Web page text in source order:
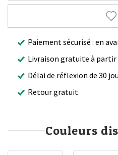
Paiement sécurisé : en
Livraison gratuite à partir
Délai de réflexion de 30
Retour gratuit
Couleurs